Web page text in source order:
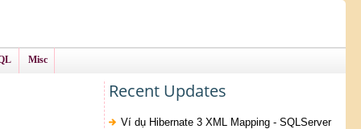
Misc
Recent Updates
Ví dụ Hibernate 3 XML Mapping - SQLServer